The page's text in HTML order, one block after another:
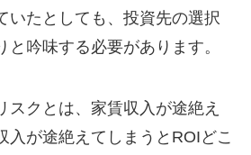
いたとしても、投資先の選択
と吟味する必要があります。
スクとは、家賃収入が途絶え
入が途絶えてしまうとROIどこ